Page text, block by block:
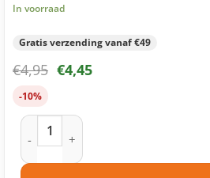
In voorraad
Gratis verzending vanaf €49
€4,95 €4,45
-10%
Epson 18XL (T1811) inktcartridge